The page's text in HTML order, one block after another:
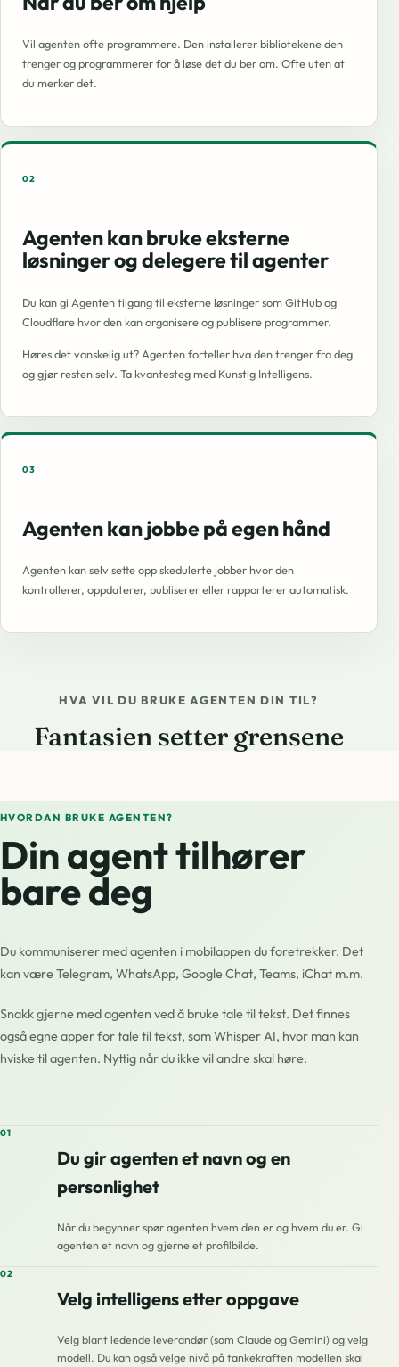
Vil agenten ofte programmere. Den installerer bibliotekene den
trenger og programmerer for å løse det du ber om. Ofte uten at
du merker det.
02
Agenten kan bruke eksterne
løsninger og delegere til agenter
Du kan gi Agenten tilgang til eksterne løsninger som GitHub og
Cloudflare hvor den kan organisere og publisere programmer.
Høres det vanskelig ut? Agenten forteller hva den trenger fra deg
og gjør resten selv. Ta kvantesteg med Kunstig Intelligens.
03
Agenten kan jobbe på egen hånd
Agenten kan selv sette opp skedulerte jobber hvor den
kontrollerer, oppdaterer, publiserer eller rapporterer automatisk.
HVA VIL DU BRUKE AGENTEN DIN TIL?
Fantasien setter grensene
HVORDAN BRUKE AGENTEN?
Din agent tilhører
bare deg
Du kommuniserer med agenten i mobilappen du foretrekker. Det
kan være Telegram, WhatsApp, Google Chat, Teams, iChat m.m.
Snakk gjerne med agenten ved å bruke tale til tekst. Det finnes
også egne apper for tale til tekst, som Whisper AI, hvor man kan
hviske til agenten. Nyttig når du ikke vil andre skal høre.
01
Du gir agenten et navn og en
personlighet
Når du begynner spør agenten hvem den er og hvem du er. Gi
agenten et navn og gjerne et profilbilde.
02
Velg intelligens etter oppgave
Velg blant ledende leverandør (som Claude og Gemini) og velg
modell. Du kan også velge nivå på tankekraften modellen skal